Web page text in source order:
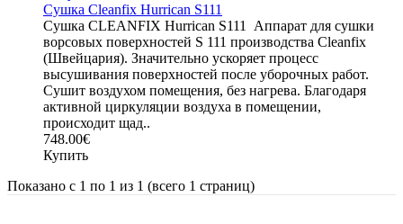
Сушка Cleanfix Hurrican S111
Сушка CLEANFIX Hurrican S111 Аппарат для сушки
ворсовых поверхностей S 111 производства Cleanfix
(Швейцария). Значительно ускоряет процесс
высушивания поверхностей после уборочных работ.
Сушит воздухом помещения, без нагрева. Благодаря
активной циркуляции воздуха в помещении,
происходит щад..
748.00€
Купить
Показано с 1 по 1 из 1 (всего 1 страниц)